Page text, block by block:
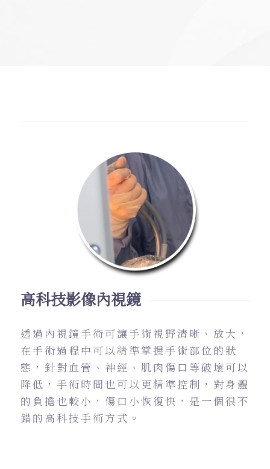
高科技影像內視鏡
透過內視鏡手術可讓手術視野清晰、放大，
在手術過程中可以精準掌握手術部位的狀
態，針對血管、神經、肌肉傷口等破壞可以
降低，手術時間也可以更精準控制，對身體
的負擔也較小，傷口小恢復快，是一個很不
錯的高科技手術方式。